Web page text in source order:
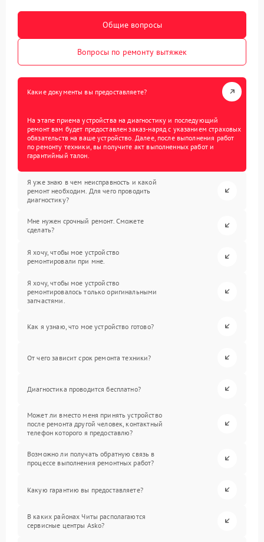
Общие вопросы
Вопросы по ремонту вытяжек
Какие документы вы предоставляете?
На этапе приема устройства на диагностику и последующий
ремонт вам будет предоставлен заказ-наряд с указанием страховых
обязательств на ваше устройство. Далее, после выполнения работ
по ремонту техники, вы получите акт выполненных работ и
гарантийный талон.
Я уже знаю в чем неисправность и какой
ремонт необходим. Для чего проводить
диагностику?
Мне нужен срочный ремонт. Сможете
сделать?
Я хочу, чтобы мое устройство
ремонтировали при мне.
Я хочу, чтобы мое устройство
ремонтировалось только оригинальными
запчастями.
Как я узнаю, что мое устройство готово?
От чего зависит срок ремонта техники?
Диагностика проводится бесплатно?
Может ли вместо меня принять устройство
после ремонта другой человек, контактный
телефон которого я предоставлю?
Возможно ли получать обратную связь в
процессе выполнения ремонтных работ?
Какую гарантию вы предоставляете?
В каких районах Читы располагаются
сервисные центры Asko?